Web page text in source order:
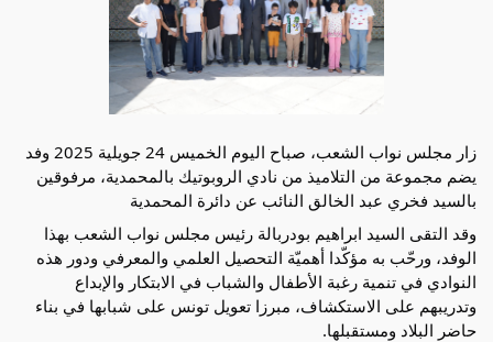
زار مجلس نواب الشعب، صباح اليوم الخميس 24 جويلية 2025 وفد
يضم مجموعة من التلاميذ من نادي الروبوتيك بالمحمدية، مرفوقين
بالسيد فخري عبد الخالق النائب عن دائرة المحمدية
وقد التقى السيد ابراهيم بودربالة رئيس مجلس نواب الشعب بهذا
الوفد، ورحّب به مؤكّدا أهميّة التحصيل العلمي والمعرفي ودور هذه
النوادي في تنمية رغبة الأطفال والشباب في الابتكار والإبداع
وتدريبهم على الاستكشاف، مبرزا تعويل تونس على شبابها في بناء
حاضر البلاد ومستقبلها.